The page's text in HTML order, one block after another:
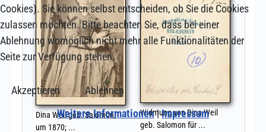
Cookies). Sie können selbst entscheiden, ob Sie die Cookies
zulassen möchten. Bitte beachten Sie, dass bei einer
Ablehnung womöglich nicht mehr alle Funktionalitäten der
Seite zur Verfügung stehen.
Akzeptieren
Ablehnen
Weitere Informationen|Impressum